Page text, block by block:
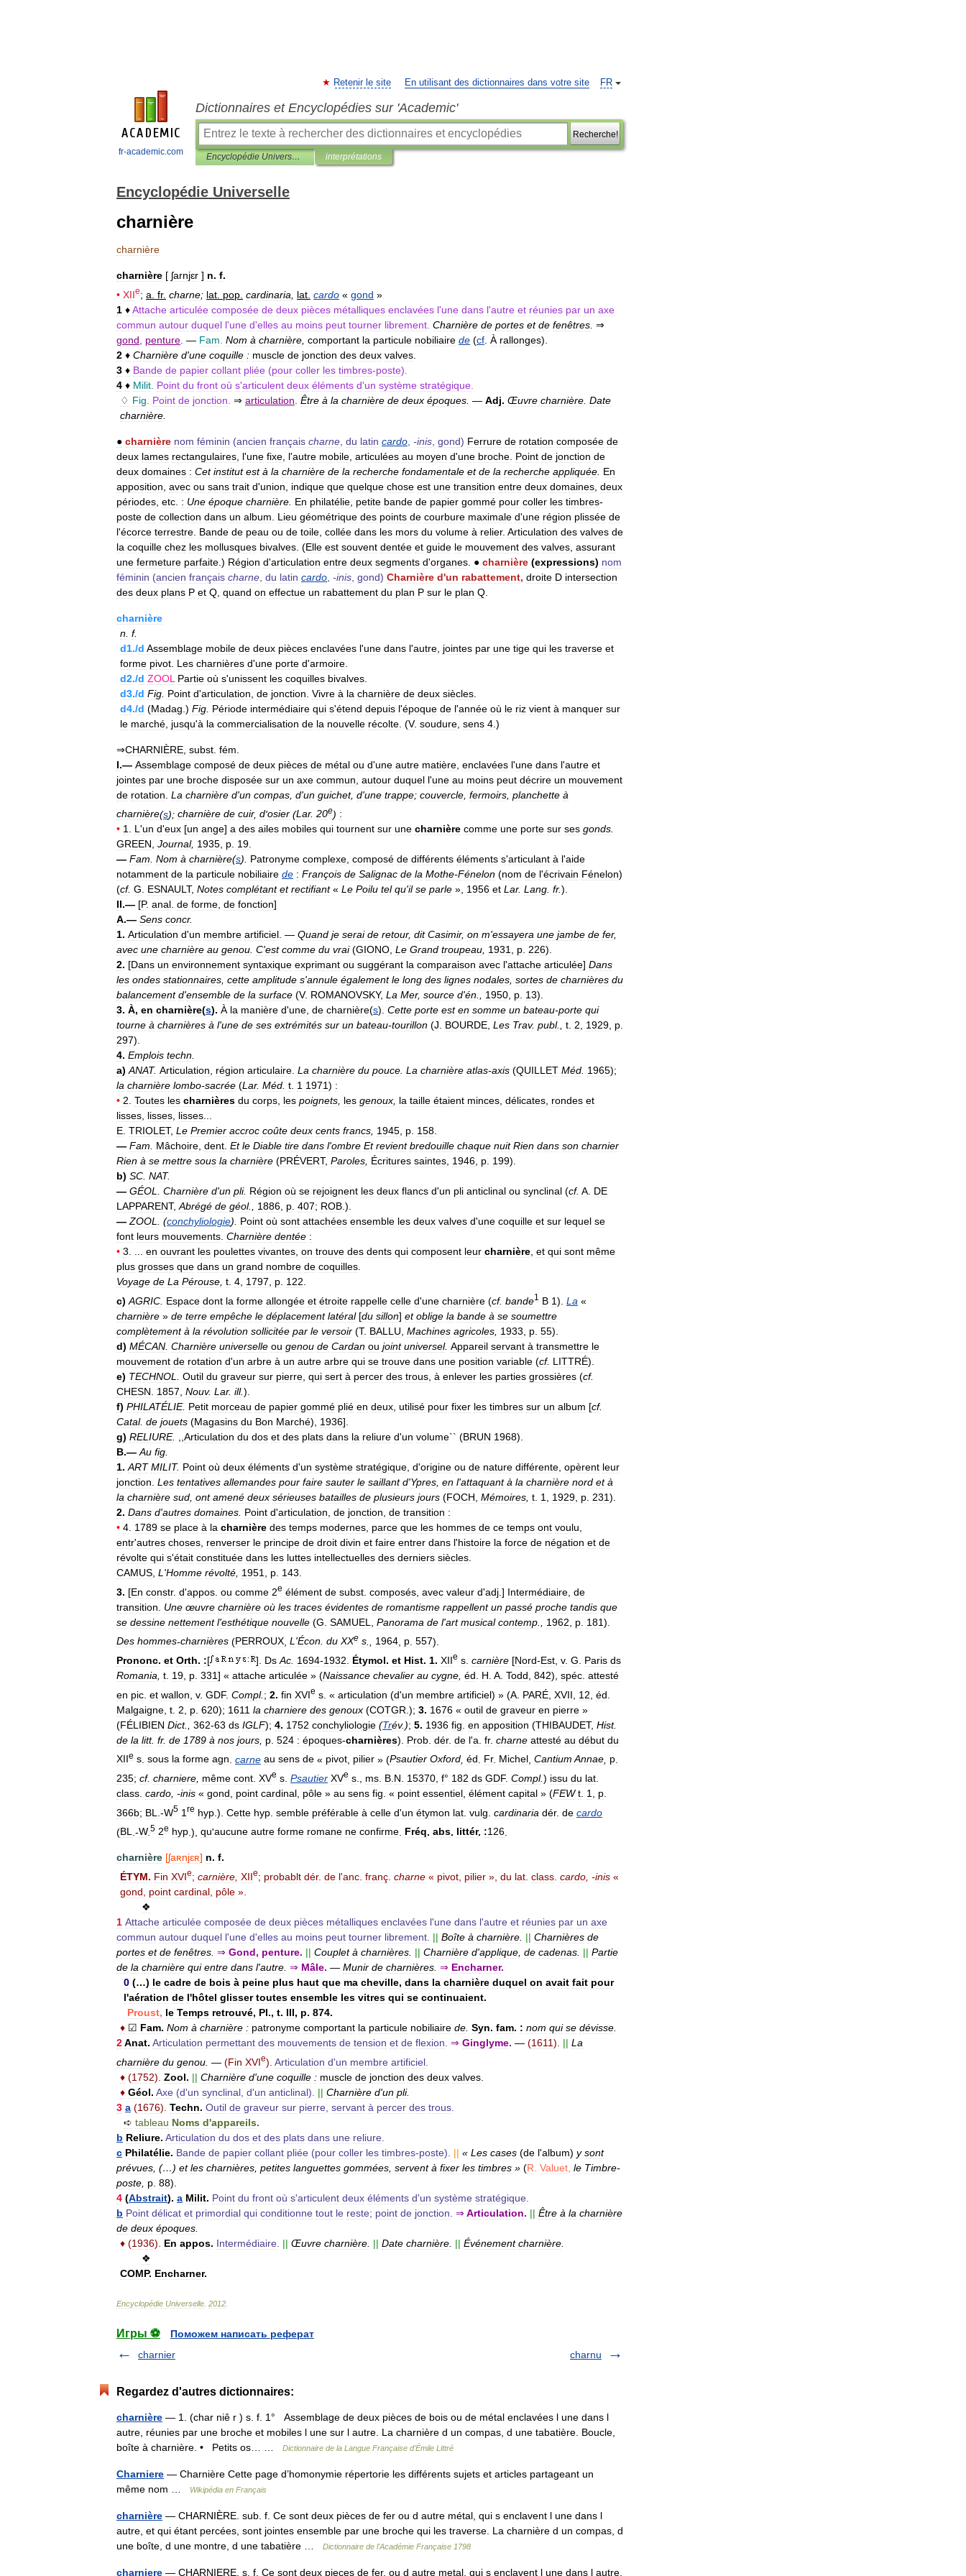
fr-academic.com
FR
Retenir le site En utilisant des dictionnaires dans votre site
Dictionnaires et Encyclopédies sur 'Academic'
Recherche!
Encyclopédie Universelle interprétations
Encyclopédie Universelle
charnière
charnière
charnière [ ʃarnjɛr ] n. f.
• XIIe; a fr. charne; lat pop cardinaria lat cardo « gond »
1 ♦Attache articulée composée de deux pièces métalliques enclavées l'une dans l'autre et réunies par un axe
commun autour duquel l'une d'elles au moins peut tourner librement Charnière de portes et de fenêtres ⇒
gond
penture — Fam Nom à charnière comportant la particule nobiliaire de (cf À rallonges).
2 ♦ Charnière d'une coquille : muscle de jonction des deux valves
3 ♦ Bande de papier collant pliée (pour coller les timbres-poste).
4 ♦ Milit Point du front où s'articulent deux éléments d'un système stratégique
♢ Fig Point de jonction ⇒ articulation Être à la charnière de deux époques — Adj. Œuvre charnière Date
charnière
● charnière nom féminin (ancien français charne du latin cardo -inis gond) Ferrure de rotation composée de
deux lames rectangulaires l'une fixe l'autre mobile articulées au moyen d'une broche Point de jonction de
deux domaines : Cet institut est à la charnière de la recherche fondamentale et de la recherche appliquée En
apposition avec ou sans trait d'union indique que quelque chose est une transition entre deux domaines deux
périodes etc : Une époque charnière En philatélie petite bande de papier gommé pour coller les timbres-
poste de collection dans un album Lieu géométrique des points de courbure maximale d'une région plissée de
l'écorce terrestre Bande de peau ou de toile collée dans les mors du volume à relier. Articulation des valves de
la coquille chez les mollusques bivalves . (Elle est souvent dentée et guide le mouvement des valves assurant
une fermeture parfaite .) Région d'articulation entre deux segments d'organes ● charnière (expressions) nom
féminin (ancien français charne du latin cardo -inis gond) Charnière d'un rabattement, droite D intersection
des deux plans P et Q quand on effectue un rabattement du plan P sur le plan Q
charnière
n f.
d1./d Assemblage mobile de deux pièces enclavées l'une dans l'autre jointes par une tige qui les traverse et
forme pivot Les charnières d'une porte d'armoire
d2./d ZOOL Partie où s'unissent les coquilles bivalves
d3./d Fig Point d'articulation de jonction Vivre à la charnière de deux siècles
d4./d (Madag .) Fig Période intermédiaire qui s'étend depuis l'époque de l'année où le riz vient à manquer sur
le marché jusqu'à la commercialisation de la nouvelle récolte . (V. soudure sens 4 .)
⇒CHARNIÈRE subst fém
I.— Assemblage composé de deux pièces de métal ou d'une autre matière enclavées l'une dans l'autre et
jointes par une broche disposée sur un axe commun autour duquel l'une au moins peut décrire un mouvement
de rotation La charnière d'un compas d'un guichet, d'une trappe; couvercle fermoirs planchette à
charnière(s); charnière de cuir, d'osier (Lar. 20e) :
• 1. L'un d'eux [un ange] a des ailes mobiles qui tournent sur une charnière comme une porte sur ses gonds.
GREEN, Journal, 1935, p. 19.
— Fam. Nom à charnière(s). Patronyme complexe, composé de différents éléments s'articulant à l'aide
notamment de la particule nobiliaire de : François de Salignac de la Mothe-Fénelon (nom de l'écrivain Fénelon)
(cf. G. ESNAULT, Notes complétant et rectifiant« Le Poilu tel qu'il se parle », 1956 et Lar. Lang. fr.).
II.— [P. anal. de forme, de fonction]
A.— Sens concr.
1. Articulation d'un membre artificiel. — Quand je serai de retour, dit Casimir, on m'essayera une jambe de fer,
avec une charnière au genou. C'est comme du vrai (GIONO, Le Grand troupeau, 1931, p. 226).
2. [Dans un environnement syntaxique exprimant ou suggérant la comparaison avec l'attache articulée] Dans
les ondes stationnaires, cette amplitude s'annule également le long des lignes nodales, sortes de charnières du
balancement d'ensemble de la surface (V. ROMANOVSKY, La Mer, source d'én., 1950, p. 13).
3. À, en charnière(s). À la manière d'une, de charnière(s). Cette porte est en somme un bateau-porte qui
tourne à charnières à l'une de ses extrémités sur un bateau-tourillon (J. BOURDE, Les Trav. publ., t. 2, 1929, p.
297).
4. Emplois techn.
a)ANAT. Articulation, région articulaire. La charnière du pouce. La charnière atlas-axis (QUILLET Méd. 1965);
la charnière lombo-sacrée (Lar. Méd. t. 1 1971) :
• 2. Toutes les charnières du corps, les poignets, les genoux, la taille étaient minces, délicates, rondes et
lisses, lisses, lisses...
E. TRIOLET, Le Premier accroc coûte deux cents francs, 1945, p. 158.
— Fam. Mâchoire, dent. Et le Diable tire dans l'ombre Et revient bredouille chaque nuit Rien dans son charnier
Rien à se mettre sous la charnière (PRÉVERT, Paroles, Écritures saintes, 1946, p. 199).
b) SC. NAT.
— GÉOL. Charnière d'un pli. Région où se rejoignent les deux flancs d'un pli anticlinal ou synclinal (cf. A. DE
LAPPARENT,Abrégé de géol., 1886, p. 407; ROB.).
—ZOOL. (conchyliologie). Point où sont attachées ensemble les deux valves d'une coquille et sur lequel se
font leurs mouvements. Charnière dentée :
• 3. ... en ouvrant les poulettes vivantes, on trouve des dents qui composent leur charnière, et qui sont même
plus grosses que dans un grand nombre de coquilles.
Voyage de La Pérouse, t. 4, 1797, p. 122.
c) AGRIC Espace dont la forme allongée et étroite rappelle celle d'une charnière (cf. bande1 B 1). La «
charnière » de terre empêche le déplacement latéral[du sillon] et oblige la bande à se soumettre
complètement à la révolution sollicitée par le versoir (T. BALLU Machines agricoles 1933 p 55).
d) MÉCAN Charnière universelle ou genou de Cardan ou joint universel. Appareil servant à transmettre le
mouvement de rotation d'un arbre à un autre arbre qui se trouve dans une position variable (cf. LITTRÉ).
e) TECHNOL Outil du graveur sur pierre qui sert à percer des trous à enlever les parties grossières (cf.
CHESN
1857 Nouv. Lar. ill.).
f) PHILATÉLIE. Petit morceau de papier gommé plié en deux utilisé pour fixer les timbres sur un album [cf.
Catal. de jouets (Magasins du Bon Marché), 1936].
g) RELIURE. Articulation du dos et des plats dans la reliure d'un volume`` (BRUN 1968).
B.— Au fig
1. ART MILIT. Point où deux éléments d'un système stratégique d'origine ou de nature différente opèrent leur
jonction Les tentatives allemandes pour faire sauter le saillant d'Ypres en l'attaquant à la charnière nord et à
la charnière sud ont amené deux sérieuses batailles de plusieurs jours (FOCH Mémoires t 1 1929 p 231).
2. Dans d'autres domaines Point d'articulation de jonction de transition :
• 4 1789 se place à la charnière des temps modernes parce que les hommes de ce temps ont voulu
entr'autres choses renverser le principe de droit divin et faire entrer dans l'histoire la force de négation et de
révolte qui s'était constituée dans les luttes intellectuelles des derniers siècles
CAMUS L 'Homme révolté 1951 p 143
3. [En constr. d'appos ou comme 2e élément de subst composés avec valeur d'adj .] Intermédiaire de
transition
Une œuvre charnière où les traces évidentes de romantisme rappellent un passé proche tandis que
se dessine nettement l'esthétique nouvelle (G SAMUEL Panorama de l'art musical contemp 1962 p 181).
Des hommes-charnières (PERROUX L'Écon. du XXe s 1964 p 557).
Prononc. et Orth. :[ ]. Ds Ac 1694-1932 Étymol. et Hist. 1. XIIe s carnière [Nord-Est v. G Paris ds
Romania t 19 p 331] « attache articulée » (Naissance chevalier au cygne éd H A Todd 842), spéc attesté
en pic et wallon v. GDF. Compl. ; 2. fin XVIe s . « articulation (d'un membre artificiel) » (A PARÉ XVII 12 éd
Malgaigne t 2 p 620); 1611 la charniere des genoux (COTGR .); 3. 1676 « outil de graveur en pierre »
(FÉLIBIEN Dict., 362-63 ds IGLF); 4. 1752 conchyliologie (Trév.); 5. 1936 fig en apposition (THIBAUDET, Hist.
de la litt. fr. de 1789 à nos jours p 524 : époques-charnières). Prob dér. de l'a fr. charne attesté au début du
XIIe s sous la forme agn carne au sens de « pivot pilier » (Psautier Oxford éd Fr. Michel Cantium Annae p
235; cf. charniere même cont XVe s Psautier XVe s ms B N 15370 f° 182 ds GDF. Compl.) issu du lat
class cardo , -inis « gond point cardinal pôle » au sens fig . « point essentiel élément capital » (FEW t 1 p
366b; BL .-W5 1 re hyp .). Cette hyp semble préférable à celle d'un étymon lat vulg cardinaria dér. de cardo
(BL .-W. 5 2e hyp .), qu'aucune autre forme romane ne confirme Fréq. abs. littér. :126
charnière [ʃaʀnjɛʀ] n. f.
ÉTYM. Fin XVIe; carnière XIIe; probablt dér. de l'anc franç charne « pivot pilier », du lat class cardo , -inis «
gond
point cardinal pôle ».
❖
1 Attache articulée composée de deux pièces métalliques enclavées l'une dans l'autre et réunies par un axe
commun autour duquel l'une d'elles au moins peut tourner librement || Boîte à charnière || Charnières de
portes et de fenêtres ⇒ Gond, penture. || Couplet à charnières || Charnière d'applique de cadenas || Partie
de la charnière qui entre dans l'autre ⇒ Mâle. — Munir de charnières ⇒ Encharner.
0 (…) le cadre de bois à peine plus haut que ma cheville, dans la charnière duquel on avait fait pour
l'aération de l'hôtel glisser toutes ensemble les vitres qui se continuaient.
Proust, le Temps retrouvé, Pl., t. III, p. 874.
♦ ☑ Fam. Nom à charnière : patronyme comportant la particule nobiliaire de Syn. fam. : nom qui se dévisse
2Anat. Articulation permettant des mouvements de tension et de flexion ⇒ Ginglyme. — (1611). || La
charnière du genou — (Fin XVIe). Articulation d'un membre artificiel
♦ (1752). Zool. || Charnière d'une coquille : muscle de jonction des deux valves
♦ Géol. Axe (d'un synclinal d'un anticlinal). || Charnière d'un pli.
3 a (1676). Techn. Outil de graveur sur pierre servant à percer des trous
➪ tableau Noms d'appareils.
b Reliure. Articulation du dos et des plats dans une reliure
c Philatélie. Bande de papier collant pliée (pour coller les timbres-poste). || « Les cases (de l'album) y sont
prévues , (…) et les charnières petites languettes gommées servent à fixer les timbres » (R Valuet le Timbre-
poste p 88).
4 (Abstrait). a Milit. Point du front où s'articulent deux éléments d'un système stratégique
b Point délicat et primordial qui conditionne tout le reste; point de jonction ⇒ Articulation. || Être à la charnière
de deux époques
♦ (1936). En appos. Intermédiaire || Œuvre charnière || Date charnière || Événement charnière
❖
COMP. Encharner.
Encyclopédie Universelle 2012
Игры ⚽
Поможем написать реферат
charnier
charnu
Regardez d'autres dictionnaires:
charnière — 1. (char niê r ) s. f. 1° Assemblage de deux pièces de bois ou de métal enclavées l une dans l
autre, réunies par une broche et mobiles l une sur l autre. La charnière d un compas, d une tabatière. Boucle,
boîte à charnière. • Petits os… …
Dictionnaire de la Langue Française d'Émile Littré
Charniere — Charnière Cette page d’homonymie répertorie les différents sujets et articles partageant un
même nom …
Wikipédia en Français
charnière — CHARNIÈRE. sub. f. Ce sont deux pièces de fer ou d autre métal, qui s enclavent l une dans l
autre, et qui étant percées, sont jointes ensemble par une broche qui les traverse. La charnière d un compas, d
une boîte, d une montre, d une tabatière …
Dictionnaire de l'Académie Française 1798
charniere — CHARNIERE. s. f. Ce sont deux pieces de fer, ou d autre metal, qui s enclavent l une dans l autre,